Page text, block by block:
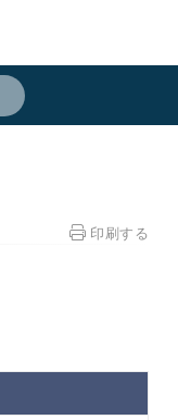
印刷する